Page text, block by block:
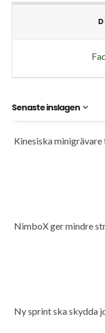
Senaste inslagen